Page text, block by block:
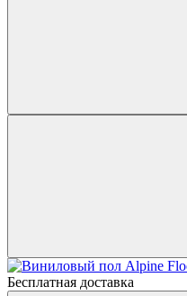
Бесплатная доставка